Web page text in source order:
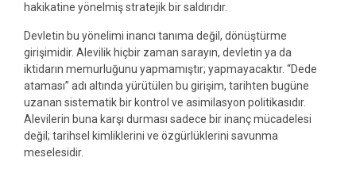
hakikatine yönelmiş stratejik bir saldırıdır.
Devletin bu yönelimi inancı tanıma değil, dönüştürme
girişimidir. Alevilik hiçbir zaman sarayın, devletin ya da
iktidarın memurluğunu yapmamıştır; yapmayacaktır. “Dede
ataması” adı altında yürütülen bu girişim, tarihten bugüne
uzanan sistematik bir kontrol ve asimilasyon politikasıdır.
Alevilerin buna karşı durması sadece bir inanç mücadelesi
değil; tarihsel kimliklerini ve özgürlüklerini savunma
meselesidir.